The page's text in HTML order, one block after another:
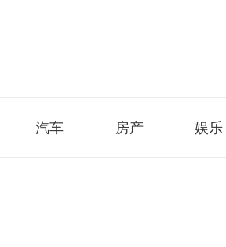
汽车 房产 娱乐